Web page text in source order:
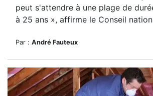
peut s'attendre à une plage de
à 25 ans », affirme le Conseil
Par : André Fauteux